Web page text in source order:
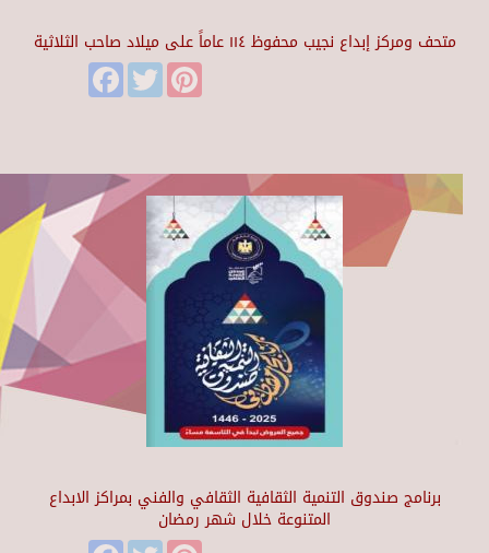
متحف ومركز إبداع نجيب محفوظ ١١٤ عاماً على ميلاد صاحب الثلاثية
FacebookTwitter
برنامج صندوق التنمية الثقافية الثقافي والفني بمراكز الابداع
المتنوعة خلال شهر رمضان